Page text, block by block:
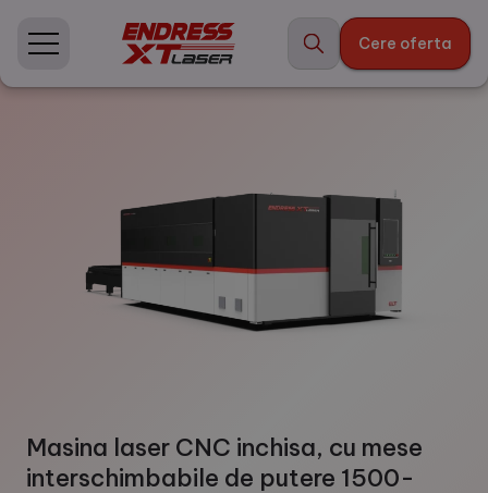
Cere oferta
content
Masina laser CNC inchisa, cu mese
interschimbabile de putere 1500-